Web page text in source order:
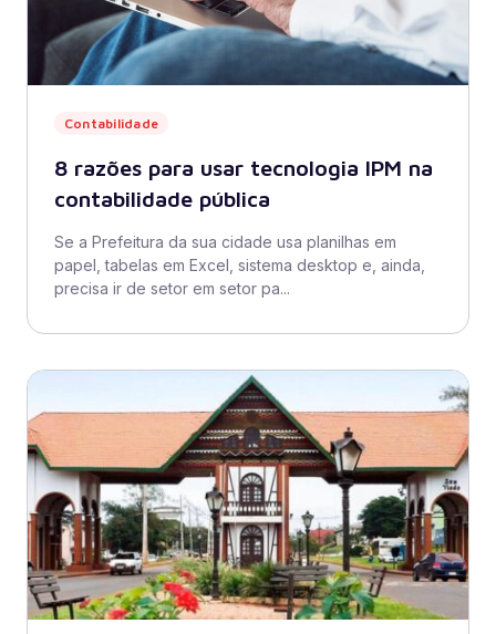
Contabilidade
8 razões para usar tecnologia IPM na
contabilidade pública
Se a Prefeitura da sua cidade usa planilhas em
papel, tabelas em Excel, sistema desktop e, ainda,
precisa ir de setor em setor pa...